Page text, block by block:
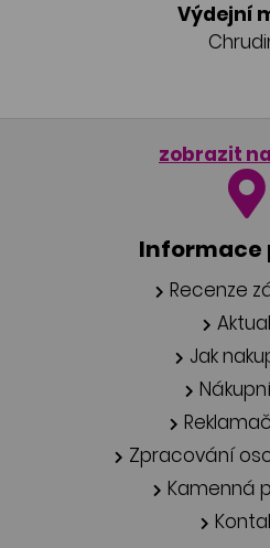
Výdejní
zobrazit
Informace
Recenze
Jak
Zpracování
Kamenná